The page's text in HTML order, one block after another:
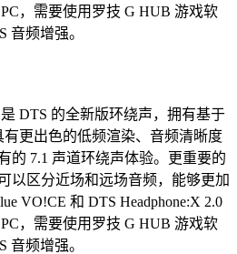
，需要使用罗技 G HUB 游戏软
音频增强。
DTS 的全新版环绕声，拥有基于
更出色的低频渲染、音频清晰度
的 7.1 声道环绕声体验。更重要的
以区分近场和远场音频，能够更加
VO!CE 和 DTS Headphone:X 2.0
，需要使用罗技 G HUB 游戏软
音频增强。